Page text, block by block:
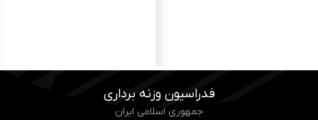
فدراسیون وزنه برداری
جمهوری اسلامی ایران